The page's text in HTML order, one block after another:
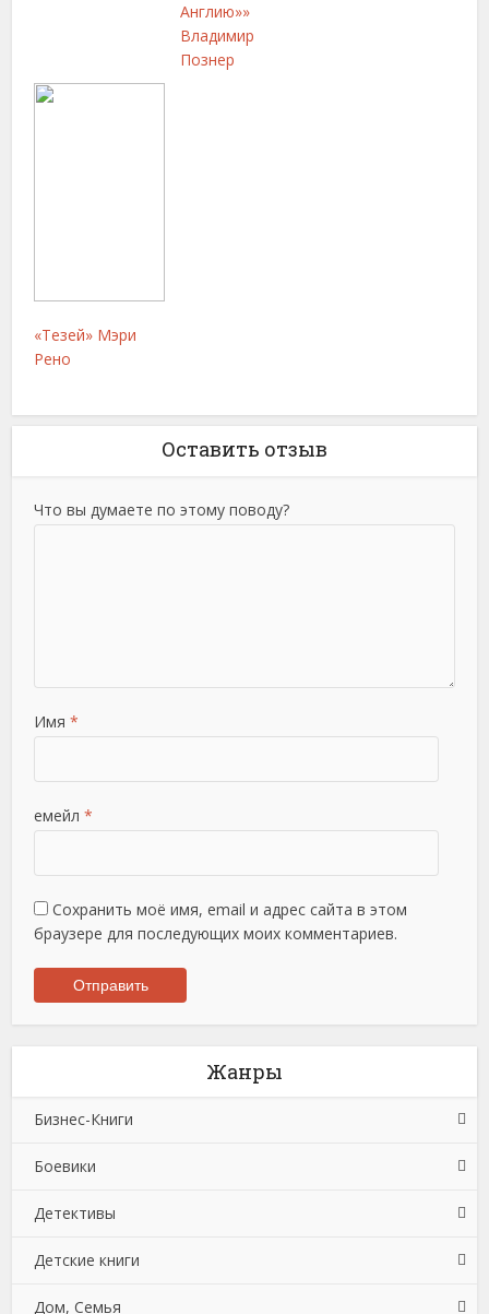
Англию»»
Владимир
Познер
«Тезей» Мэри
Рено
Оставить отзыв
Что вы думаете по этому поводу?
Имя *
емейл *
Сохранить моё имя, email и адрес сайта в этом
браузере для последующих моих комментариев.
Жанры
Бизнес-Книги
Банковское дело
Бухучет, налогообложение, аудит
Делопроизводство
Зарубежная деловая литература
Боевики
Боевики: Прочее
Криминальные боевики
Триллеры
Детективы
Зарубежные детективы
Иронические детективы
Детские книги
Детская проза
Дом, Семья